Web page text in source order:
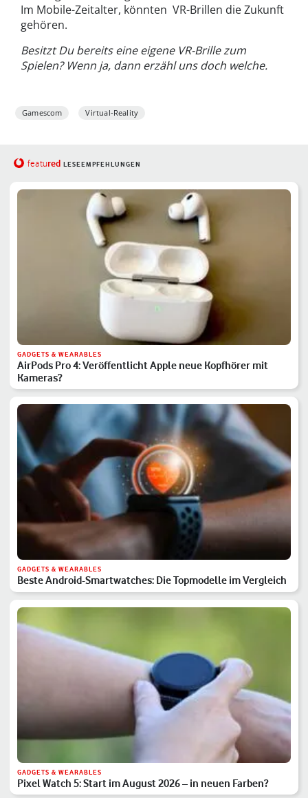
Im Mobile-Zeitalter, könnten VR-Brillen die Zukunft
gehören.
Besitzt Du bereits eine eigene VR-Brille zum
Spielen? Wenn ja, dann erzähl uns doch welche.
Gamescom Virtual-Reality
featured LESEEMPFEHLUNGEN
GADGETS & WEARABLES
AirPods Pro 4: Veröffentlicht Apple neue Kopfhörer mit
Kameras?
GADGETS & WEARABLES
Beste Android-Smartwatches: Die Topmodelle im Vergleich
GADGETS & WEARABLES
Pixel Watch 5: Start im August 2026 – in neuen Farben?